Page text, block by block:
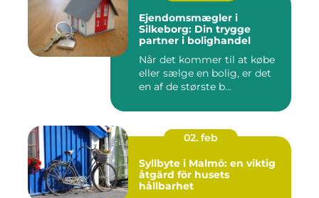
Ejendomsmægler i
Silkeborg: Din trygge
partner i bolighandel
Når det kommer til at købe
eller sælge en bolig, er det
en af de største b...
02. feb
Syllbyte i Malmö: en viktig
åtgärd för husets
hållbarhet